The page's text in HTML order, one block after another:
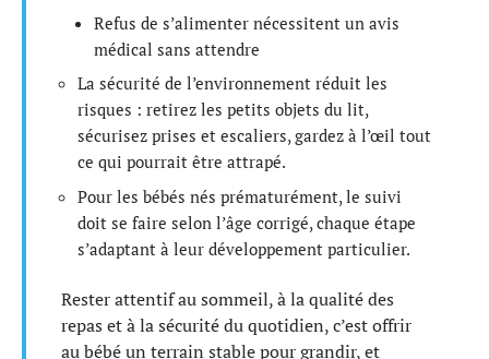
Refus de s’alimenter nécessitent un avis
médical sans attendre
La sécurité de l’environnement réduit les
risques : retirez les petits objets du lit,
sécurisez prises et escaliers, gardez à l’œil tout
ce qui pourrait être attrapé.
Pour les bébés nés prématurément, le suivi
doit se faire selon l’âge corrigé, chaque étape
s’adaptant à leur développement particulier.
Rester attentif au sommeil, à la qualité des
repas et à la sécurité du quotidien, c’est offrir
au bébé un terrain stable pour grandir, et